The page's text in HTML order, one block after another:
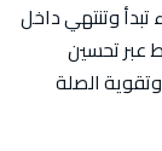
وتنتهي داخل
عبر تحسين
الصلة